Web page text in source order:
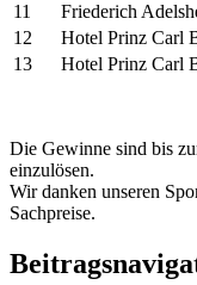
11
Friederich
12
Hotel Prinz Carl
13
Hotel Prinz Carl
Die Gewinne sind bis
einzulösen.
Wir danken unseren
Sachpreise.